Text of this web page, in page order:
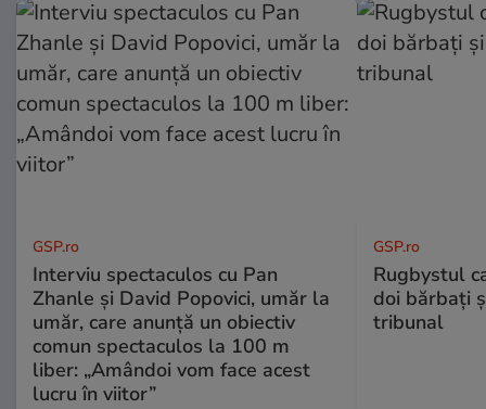
GSP.ro
Interviu spectaculos cu Pan
Zhanle și David Popovici, umăr la
umăr, care anunță un obiectiv
comun spectaculos la 100 m
liber: „Amândoi vom face acest
lucru în viitor”
GSP.ro
Rugbystul
doi bărbați
tribunal